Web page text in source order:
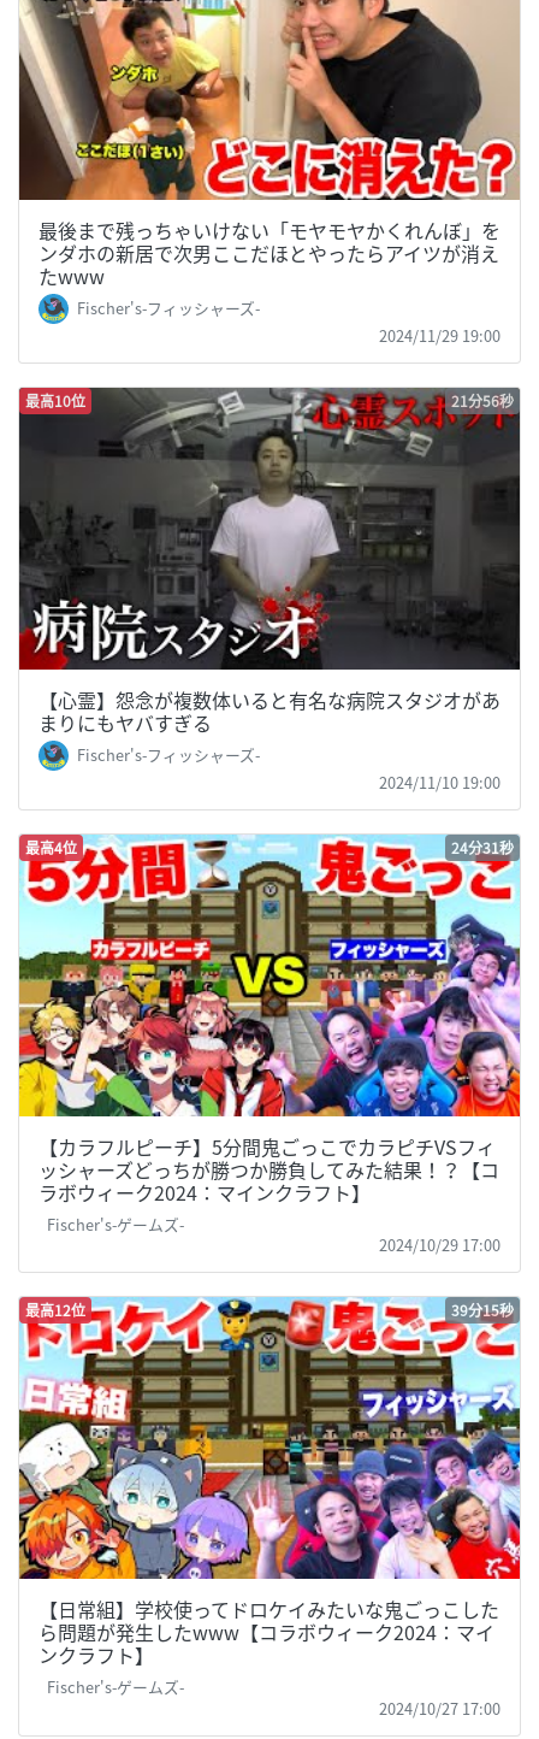
最後まで残っちゃいけない「モヤモヤかくれんぼ」を
ンダホの新居で次男ここだほとやったらアイツが消え
たwww
Fischer's-フィッシャーズ-
2024/11/29 19:00
最高10位 21分56秒
【心霊】怨念が複数体いると有名な病院スタジオがあ
まりにもヤバすぎる
Fischer's-フィッシャーズ-
2024/11/10 19:00
最高4位 24分31秒
【カラフルピーチ】5分間鬼ごっこでカラピチVSフィ
ッシャーズどっちが勝つか勝負してみた結果！？【コ
ラボウィーク2024：マインクラフト】
Fischer's-ゲームズ-
2024/10/29 17:00
最高12位 39分15秒
【日常組】学校使ってドロケイみたいな鬼ごっこした
ら問題が発生したwww【コラボウィーク2024：マイ
ンクラフト】
Fischer's-ゲームズ-
2024/10/27 17:00